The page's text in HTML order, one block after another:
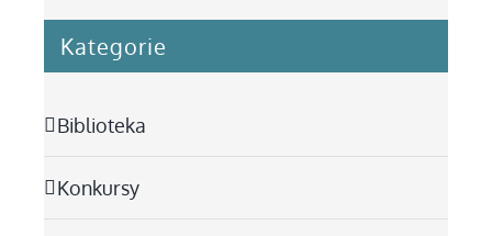
Kategorie
Biblioteka
Konkursy